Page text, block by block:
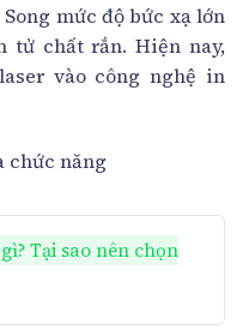
mức độ bức xạ lớn
tử chất rắn. Hiện nay,
vào công nghệ in
Tại sao nên chọn